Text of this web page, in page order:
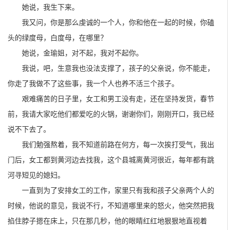
她说，我生下来。
我又问，你是那么虔诚的一个人，你和他在一起的时候，你磕
头的绿度母，白度母，在哪里？
她说，金瑜姐，对不起，我对不起你。
我说，吧，生意我也没法支撑了，孩子的父亲说，你不能走，
你走了我做不了这些事，我一个人也养不活三个孩子。
艰难痛苦的日子里，女工和男工没有走，还在坚持发货，春节
前，我请大家吃他们都爱吃的火锅，谢谢你们，刚刚开口，我已经
说不下去了。
我们勉强熬着，我不知道前路在何方，每一次挨打受气，我出
门后，女工都到黄河边去找我，这个县城离黄河很近，每年都有跳
河寻短见的媳妇。
一直到为了安排女工的工作，家里只有我和孩子父亲两个人的
时候，他说的意见，我说不行，不知道哪里来的怒火，他突然把我
掐住脖子摁在床上，只在那几秒，他的眼睛红红地狠狠地直视着